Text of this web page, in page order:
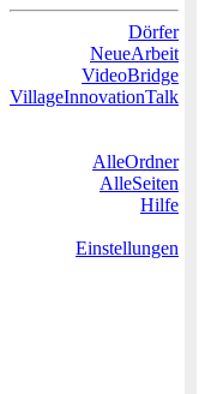
Dörfer
NeueArbeit
VideoBridge
VillageInnovationTalk
AlleOrdner
AlleSeiten
Hilfe
Einstellungen